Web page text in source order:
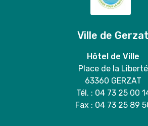
Ville de Gerzat
Hôtel de Ville
Place de la Liberté
63360 GERZAT
Tél. : 04 73 25 00
Fax : 04 73 25 89